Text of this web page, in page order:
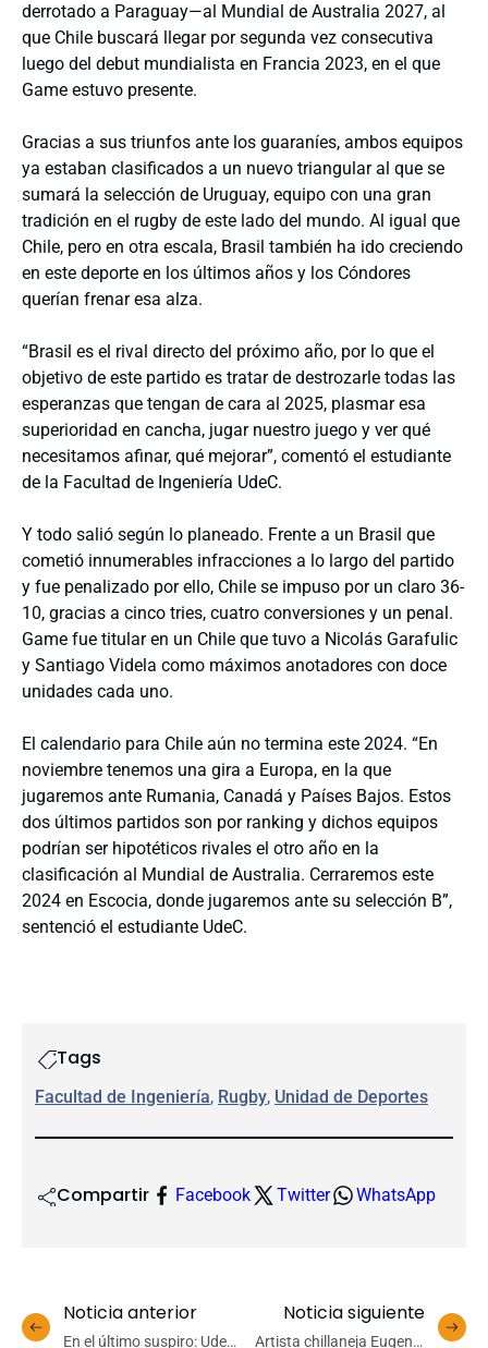
derrotado a Paraguay—al Mundial de Australia 2027, al
que Chile buscará llegar por segunda vez consecutiva
luego del debut mundialista en Francia 2023, en el que
Game estuvo presente.
Gracias a sus triunfos ante los guaraníes, ambos equipos
ya estaban clasificados a un nuevo triangular al que se
sumará la selección de Uruguay, equipo con una gran
tradición en el rugby de este lado del mundo. Al igual que
Chile, pero en otra escala, Brasil también ha ido creciendo
en este deporte en los últimos años y los Cóndores
querían frenar esa alza.
“Brasil es el rival directo del próximo año, por lo que el
objetivo de este partido es tratar de destrozarle todas las
esperanzas que tengan de cara al 2025, plasmar esa
superioridad en cancha, jugar nuestro juego y ver qué
necesitamos afinar, qué mejorar”, comentó el estudiante
de la Facultad de Ingeniería UdeC.
Y todo salió según lo planeado. Frente a un Brasil que
cometió innumerables infracciones a lo largo del partido
y fue penalizado por ello, Chile se impuso por un claro 36-
10, gracias a cinco tries, cuatro conversiones y un penal.
Game fue titular en un Chile que tuvo a Nicolás Garafulic
y Santiago Videla como máximos anotadores con doce
unidades cada uno.
El calendario para Chile aún no termina este 2024. “En
noviembre tenemos una gira a Europa, en la que
jugaremos ante Rumania, Canadá y Países Bajos. Estos
dos últimos partidos son por ranking y dichos equipos
podrían ser hipotéticos rivales el otro año en la
clasificación al Mundial de Australia. Cerraremos este
2024 en Escocia, donde jugaremos ante su selección B”,
sentenció el estudiante UdeC.
Tags
Facultad de Ingeniería, Rugby, Unidad de Deportes
Compartir Facebook Twitter WhatsApp
Noticia anterior
En el último suspiro: UdeC
Noticia siguiente
Artista chillaneja Eugenia